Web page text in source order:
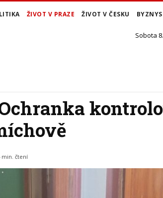
ŽIVOT V PRAZE ŽIVOT V ČESKU BYZNYS
Sobota
min. čtení